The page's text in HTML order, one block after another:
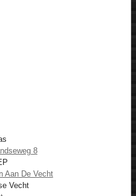
8
Aan De Vecht
Vecht